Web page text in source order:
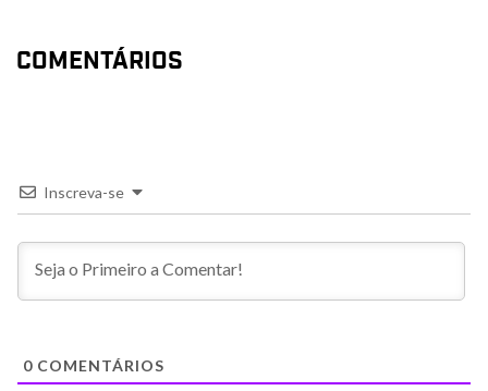
COMENTÁRIOS
Inscreva-se
0 COMENTÁRIOS